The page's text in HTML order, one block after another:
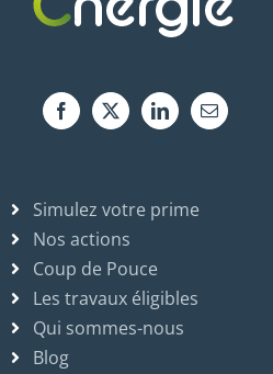
Simulez votre prime
Nos actions
Coup de Pouce
Les travaux éligibles
Qui sommes-nous
Blog